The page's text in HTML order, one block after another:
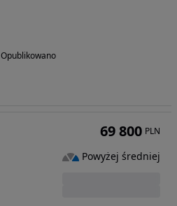
69 800 PLN
Powyżej średniej